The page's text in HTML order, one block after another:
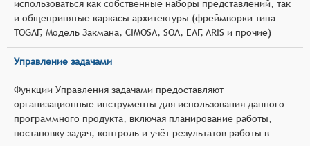
использоваться как собственные наборы представлений, так
и общепринятые каркасы архитектуры (фреймворки типа
TOGAF, Модель Закмана, CIMOSA, SOA, EAF, ARIS и прочие)
Управление задачами
Функции Управления задачами предоставляют
организационные инструменты для использования данного
программного продукта, включая планирование работы,
постановку задач, контроль и учёт результатов работы в